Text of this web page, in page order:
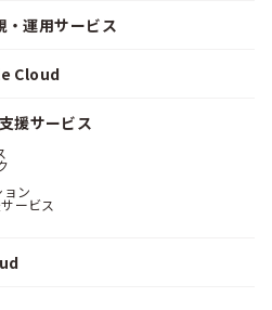
運用サービス
Cloud
援サービス
ン
ービス